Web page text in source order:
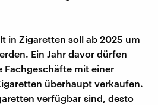
in Zigaretten soll ab 2025 um
Ein Jahr davor dürfen
Fachgeschäfte mit einer
überhaupt verkaufen.
verfügbar sind, desto